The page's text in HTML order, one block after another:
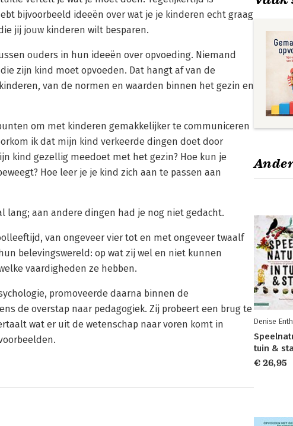
bijvoorbeeld ideeën over wat je je kinderen echt graag
jij jouw kinderen wilt besparen.
ouders in hun ideeën over opvoeding. Niemand
zijn kind moet opvoeden. Dat hangt af van de
van de normen en waarden binnen het gezin en
om met kinderen gemakkelijker te communiceren
ik dat mijn kind verkeerde dingen doet door
kind gezellig meedoet met het gezin? Hoe kun je
Hoe leer je je kind zich aan te passen aan
lang; aan andere dingen had je nog niet gedacht.
van ongeveer vier tot en met ongeveer twaalf
belevingswereld: op wat zij wel en niet kunnen
vaardigheden ze hebben.
promoveerde daarna binnen de
de overstap naar pedagogiek. Zij probeert een brug te
wat er uit de wetenschap naar voren komt in
Denise
tuin &
€ 26,95